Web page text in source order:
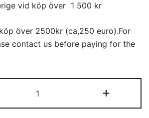
vid köp över 1 500 kr
över 2500kr (ca,250 euro).For
contact us before paying for the
(62)
quantity
+